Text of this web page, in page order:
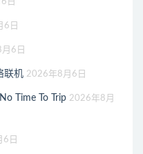
日
6日
6日
联机 2026年8月6日
Time To Trip 2026年8月
6日